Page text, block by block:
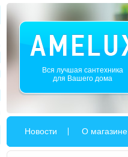
Вся лучшая сантехника
для Вашего дома
Новости О магазине